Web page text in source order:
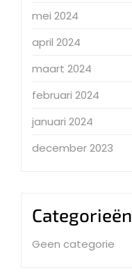
mei 2024
april 2024
maart 2024
februari 2024
januari 2024
december 2023
Categorieën
Geen categorie